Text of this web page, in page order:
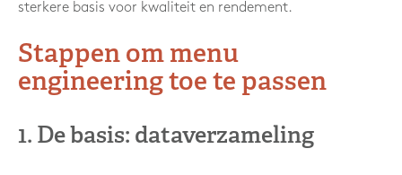
sterkere basis voor kwaliteit en rendement.
Stappen om menu
engineering toe te passen
1. De basis: dataverzameling